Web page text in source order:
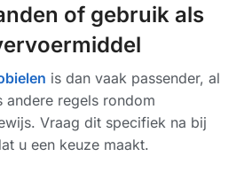
of gebruik als
is dan vaak passender, al
andere regels rondom
Vraag dit specifiek na bij
u een keuze maakt.